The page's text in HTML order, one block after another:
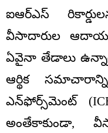
ఐఆర్‌ఎస్
వీసాదారుల ఆదాయ
ఏవైనా తేడాలు
ఆర్థిక
ఎన్‌ఫోర్స్‌మెంట్
అంతేకాకుండా,